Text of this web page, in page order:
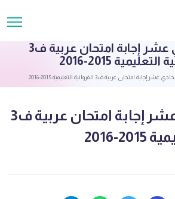
الصف الحادي عشر إجابة امتحان عربية ف3
2015-2016
إجابة امتحان عربية ف3 الفروانية التعليمية 2015-2016
الصف الحادي عشر إجابة امتحان عربية ف3
2016